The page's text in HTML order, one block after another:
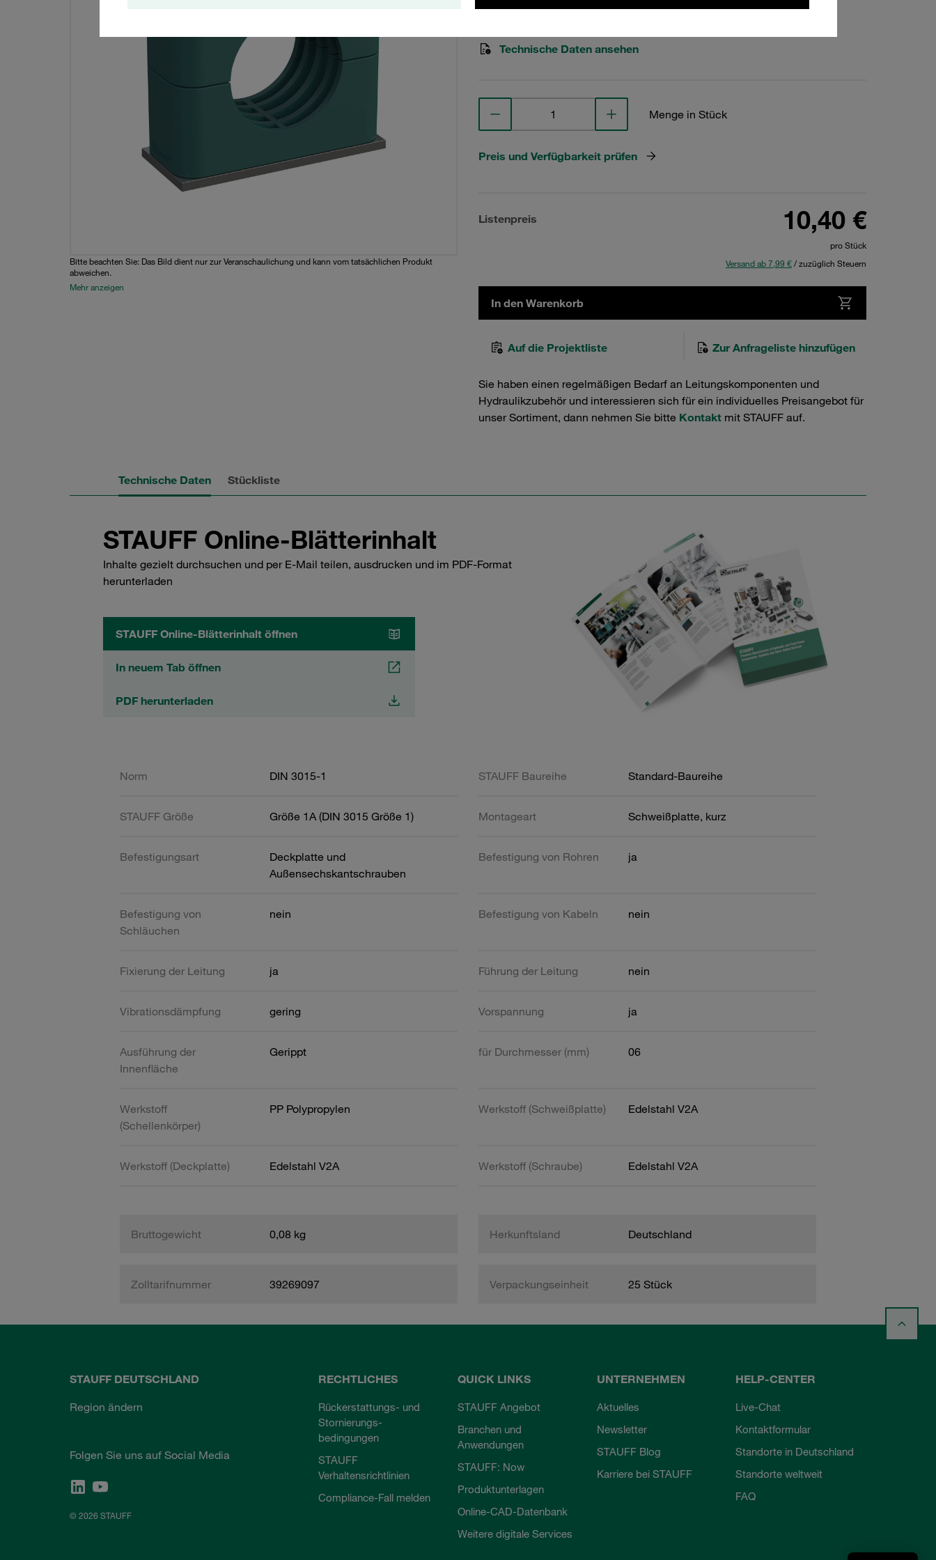
Bitte beachten Sie: Das Bild dient nur zur Veranschaulichung und kann vom tatsächlichen Produkt
abweichen.
Mehr anzeigen
Technische Daten ansehen
Menge in Stück
Preis und Verfügbarkeit prüfen
Listenpreis 10,40 €
pro Stück
Versand ab 7,99 €/ zuzüglich Steuern
In den Warenkorb
Auf die Projektliste Zur Anfrageliste hinzufügen
Sie haben einen regelmäßigen Bedarf an Leitungskomponenten und
Hydraulikzubehör und interessieren sich für ein individuelles Preisangebot für
unser Sortiment, dann nehmen Sie bitte Kontakt mit STAUFF auf.
Technische Daten Stückliste
STAUFF Online-Blätterinhalt
Inhalte gezielt durchsuchen und per E-Mail teilen, ausdrucken und im PDF-Format
herunterladen
STAUFF Online-Blätterinhalt öffnen
In neuem Tab öffnen
PDF herunterladen
Norm DIN 3015-1 STAUFF Baureihe Standard-Baureihe
STAUFF Größe Größe 1A (DIN 3015 Größe 1) Montageart Schweißplatte, kurz
Befestigungsart
Deckplatte und
Außensechskantschrauben
Befestigung von Rohren ja
Befestigung von
Schläuchen
nein Befestigung von Kabeln nein
Fixierung der Leitung ja Führung der Leitung nein
Vibrationsdämpfung gering Vorspannung ja
Ausführung der
Innenfläche
Gerippt für Durchmesser (mm) 06
Werkstoff
(Schellenkörper)
PP Polypropylen Werkstoff (Schweißplatte) Edelstahl V2A
Werkstoff (Deckplatte) Edelstahl V2A Werkstoff (Schraube) Edelstahl V2A
Bruttogewicht 0,08 kg Herkunftsland Deutschland
Zolltarifnummer 39269097 Verpackungseinheit 25 Stück
STAUFF DEUTSCHLAND
Region ändern
Folgen Sie uns auf Social Media
© 2026 STAUFF
RECHTLICHES
Rückerstattungs- und
Stornierungs-
bedingungen
STAUFF
Verhaltensrichtlinien
Compliance-Fall melden
QUICK LINKS
STAUFF Angebot
Branchen und
Anwendungen
STAUFF: Now
Produktunterlagen
Online-CAD-Datenbank
Weitere digitale Services
UNTERNEHMEN
Aktuelles
Newsletter
STAUFF Blog
Karriere bei STAUFF
HELP-CENTER
Live-Chat
Kontaktformular
Standorte in Deutschland
Standorte weltweit
FAQ